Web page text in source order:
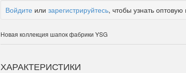
Войдите или зарегистрируйтесь, чтобы узнать оптовую
Новая коллекция шапок фабрики YSG
ХАРАКТЕРИСТИКИ